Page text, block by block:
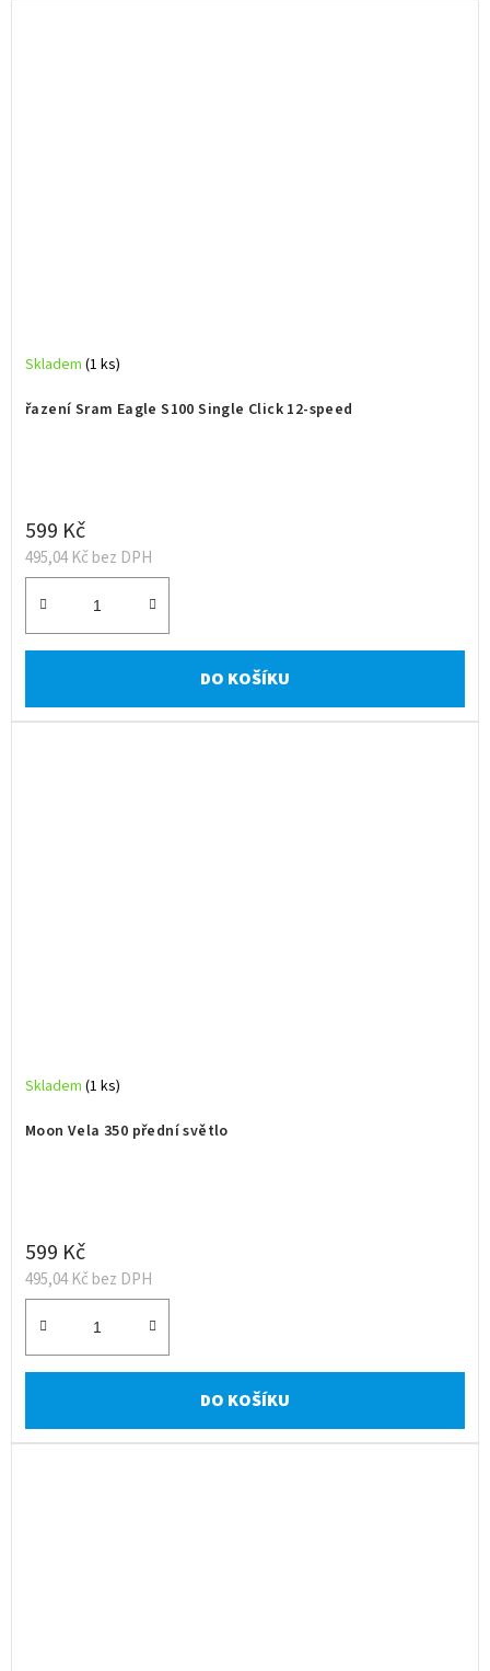
řazení Sram Eagle S100 Single Click 12-speed
Skladem (1 ks)
495,04 Kč bez DPH
599 Kč
DO KOŠÍKU
Moon Vela 350 přední světlo
Skladem (1 ks)
495,04 Kč bez DPH
599 Kč
DO KOŠÍKU